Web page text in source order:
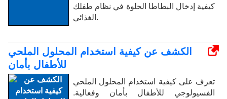
كيفية إدخال البطاطا الحلوة في نظام طفلك
الغذائي.
الكشف عن كيفية استخدام المحلول الملحي
للأطفال بأمان
تعرف على كيفية استخدام المحلول الملحي
الفسيولوجي للأطفال بأمان وفعالية.